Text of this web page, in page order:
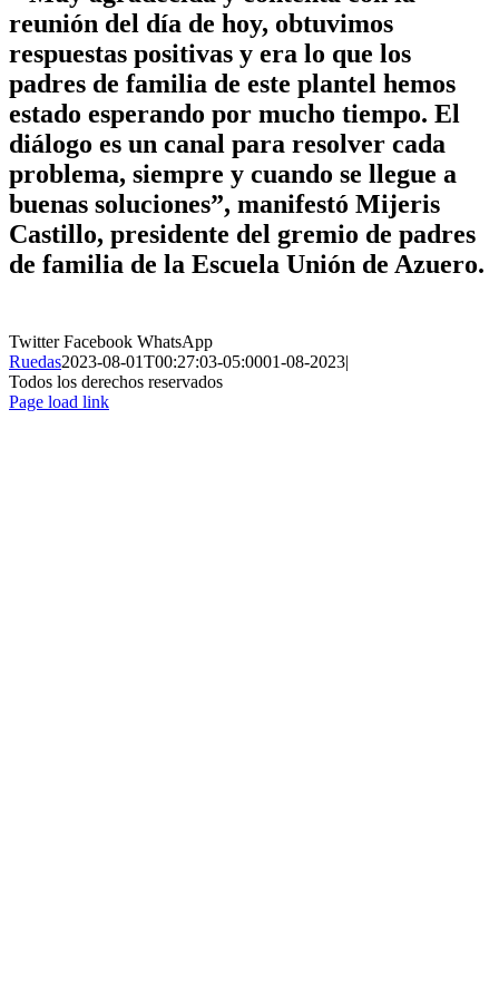
reunión del día de hoy, obtuvimos
respuestas positivas y era lo que los
padres de familia de este plantel hemos
estado esperando por mucho tiempo. El
diálogo es un canal para resolver cada
problema, siempre y cuando se llegue a
buenas soluciones”, manifestó Mijeris
Castillo, presidente del gremio de padres
de familia de la Escuela Unión de Azuero.
TwitterFacebook WhatsApp
Ruedas2023-08-01T00:27:03-05:0001-08-2023|
Todos los derechos reservados
Page load link